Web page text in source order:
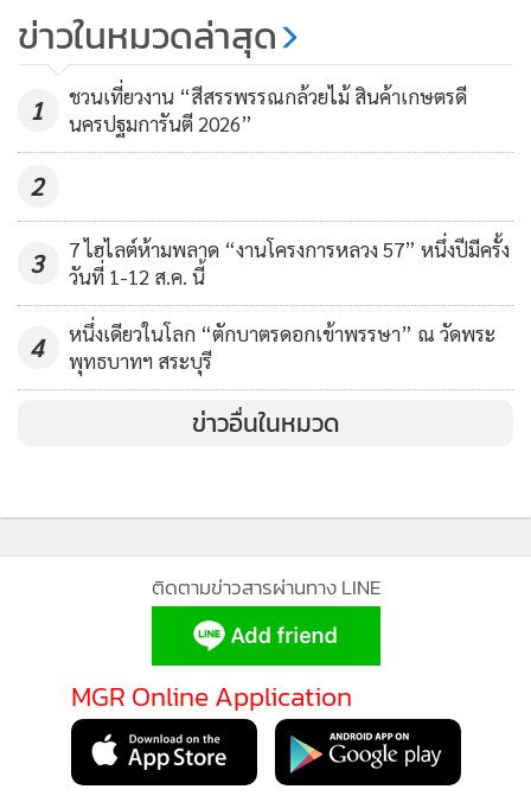
ความสัมพันธ์ทางการทูตจีน-ไทย โดยจัดแสดงในธีม “จิต
วิญญาณแห่งภูผาและมหาสมุทร” (Spirit of Mountains and
Seas) ซึ่งนำแรงบันดาลใจจากคัมภีร์โบราณ “ซานไห่จิง” หรือ
“คัมภีร์ขุนเขาและท้องทะเล” มารวมเข้ากับแนวคิด “เกาะแห่ง
เจ้าพระยา”
ภาพ: ICONSIAM
จำลองเป็นดินแดนมหัศจรรย์ริมแม่น้ำเจ้าพระยา ที่ดูราวกับเป็น
1,033
พิพาทแคชเมียร์ระอุหนัก
ไอคอนสยาม จับมือ YIMU ART และ
Intersteps พาคาแรกเตอร์ดัง
ART EXHIBITION” โชว์ผลงานสุด
ดาวรุ่งจีน
ข่าวในหมวดล่าสุด
1
ชวนเที่ยวงาน “สีสรรพรรณกล้วยไม้ สินค้าเกษตรดี
นครปฐมการันตี 2026”
2
3
7 ไฮไลต์ห้ามพลาด “งานโครงการหลวง 57” หนึ่งปีมีครั้ง
วันที่ 1-12 ส.ค. นี้
4
หนึ่งเดียวในโลก “ตักบาตรดอกเข้าพรรษา” ณ วัดพระ
พุทธบาทฯ สระบุรี
ข่าวอื่นในหมวด
ติดตามข่าวสารผ่านทาง LINE
MGR Online Application